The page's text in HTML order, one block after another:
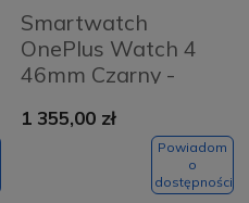
Smartwatch
OnePlus Watch 4
46mm Czarny -
1 355,00 zł
Powiadom
o
dostępności